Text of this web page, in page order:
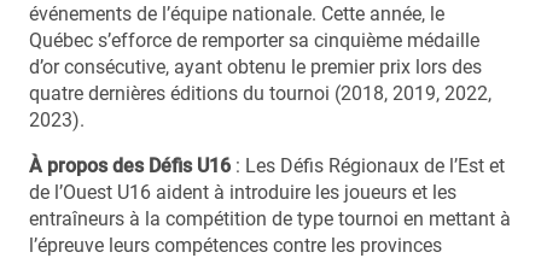
événements de l’équipe nationale. Cette année, le
Québec s’efforce de remporter sa cinquième médaille
d’or consécutive, ayant obtenu le premier prix lors des
quatre dernières éditions du tournoi (2018, 2019, 2022,
2023).
À propos des Défis U16 : Les Défis Régionaux de l’Est et
de l’Ouest U16 aident à introduire les joueurs et les
entraîneurs à la compétition de type tournoi en mettant à
l’épreuve leurs compétences contre les provinces